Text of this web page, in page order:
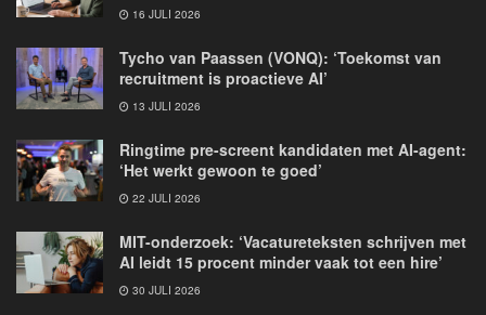
16 JULI 2026
Tycho van Paassen (VONQ): ‘Toekomst van
recruitment is proactieve AI’
13 JULI 2026
Ringtime pre-screent kandidaten met AI-agent:
‘Het werkt gewoon te goed’
22 JULI 2026
MIT-onderzoek: ‘Vacatureteksten schrijven met
AI leidt 15 procent minder vaak tot een hire’
30 JULI 2026